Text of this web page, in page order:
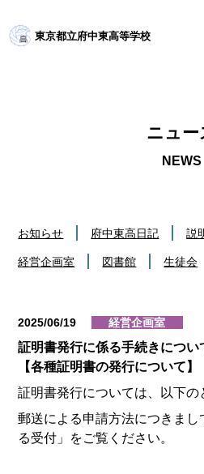
東京都立府中東高等学校
ニュー
お知らせ 府中東高日記 説
経営企画室 図書館 生徒会
2025/06/19 経営企画室
証明書発行に係る手続きについ
【各種証明書の発行について】
証明書発行については、以下の
郵送による申請方法につきまし
る受付」をご覧ください。